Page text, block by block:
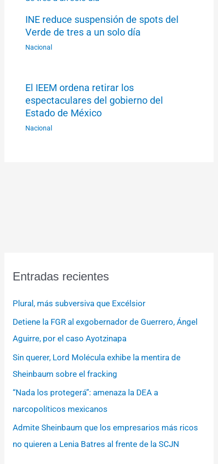
INE reduce suspensión de spots del
Verde de tres a un solo día
Nacional
El IEEM ordena retirar los
espectaculares del gobierno del
Estado de México
Nacional
Entradas recientes
Plural, más subversiva que Excélsior
Detiene la FGR al exgobernador de Guerrero, Ángel
Aguirre, por el caso Ayotzinapa
Sin querer, Lord Molécula exhibe la mentira de
Sheinbaum sobre el fracking
“Nada los protegerá”: amenaza la DEA a
narcopolíticos mexicanos
Admite Sheinbaum que los empresarios más ricos
no quieren a Lenia Batres al frente de la SCJN